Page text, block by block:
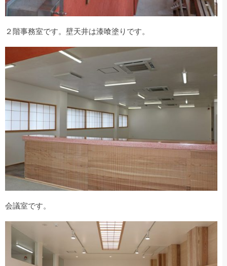
２階事務室です。壁天井は漆喰塗りです。
会議室です。